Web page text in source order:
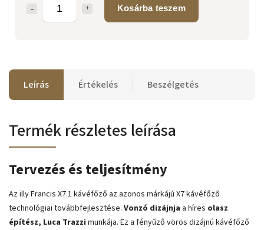
Kosárba teszem
Leírás Értékelés Beszélgetés
Termék részletes leírása
Tervezés és teljesítmény
Az illy Francis X7.1 kávéfőző az azonos márkájú X7 kávéfőző
technológiai továbbfejlesztése. Vonzó dizájnja a híres olasz
építész, Luca Trazzi munkája. Ez a fényűző vörös dizájnú kávéfőző